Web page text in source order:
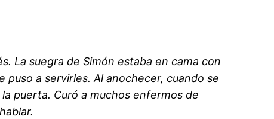
La suegra de Simón estaba en cama con
puso a servirles. Al anochecer, cuando se
puerta. Curó a muchos enfermos de